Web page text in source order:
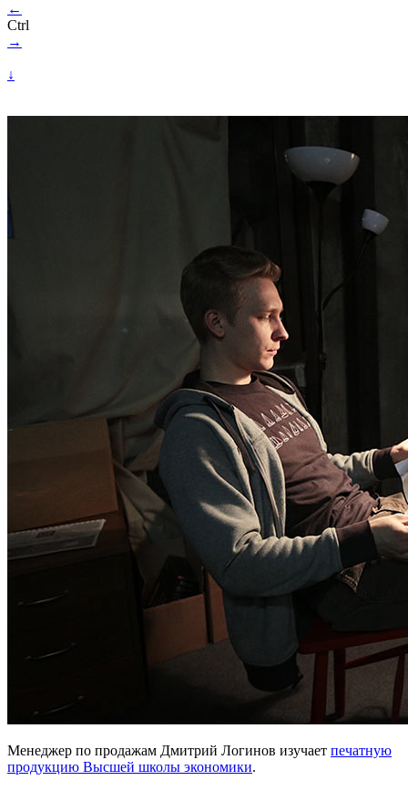
←
Ctrl
→
↓
Менеджер по продажам Дмитрий Логинов изучает печатную
продукцию Высшей школы экономики.